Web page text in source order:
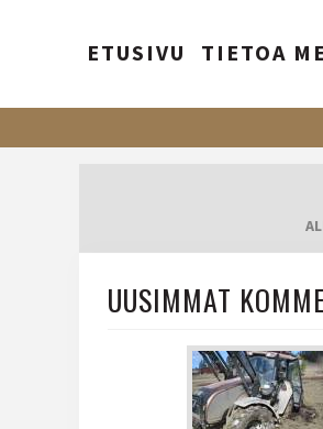
ETUSIVU TIETOA
UUSIMMAT